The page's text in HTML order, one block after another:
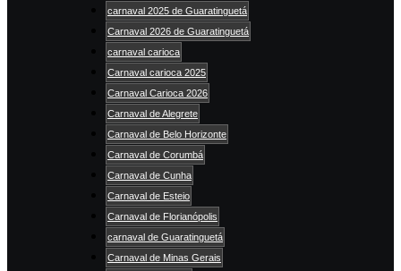
carnaval 2025 de Guaratinguetá
Carnaval 2026 de Guaratinguetá
carnaval carioca
Carnaval carioca 2025
Carnaval Carioca 2026
Carnaval de Alegrete
Carnaval de Belo Horizonte
Carnaval de Corumbá
Carnaval de Cunha
Carnaval de Esteio
Carnaval de Florianópolis
carnaval de Guaratinguetá
Carnaval de Minas Gerais